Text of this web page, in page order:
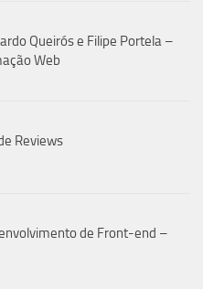
Queirós e Filipe Portela –
Web
Reviews
de Front-end –